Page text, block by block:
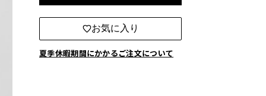
お気に入り
夏季休暇期間にかかるご注文について